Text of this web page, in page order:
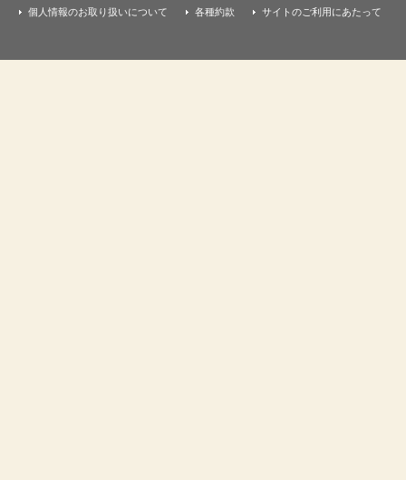
個人情報のお取り扱いについて 各種約款 サイトのご利用にあたって